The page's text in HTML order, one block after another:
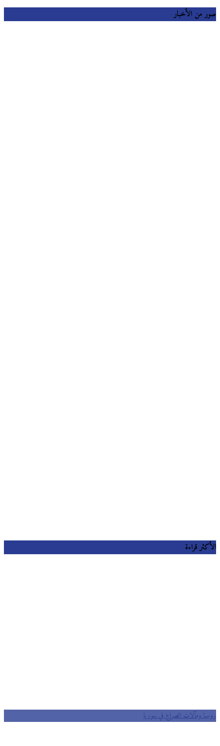
صور من الأخبار
الأكثر قراءة
روسيا ومآلات الصراع في سوريا